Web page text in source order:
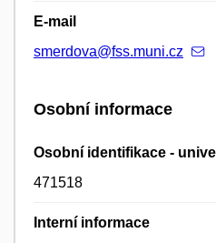
E-mail
smerdova@fss.muni.cz
Osobní informace
Osobní identifikace -
471518
Interní informace